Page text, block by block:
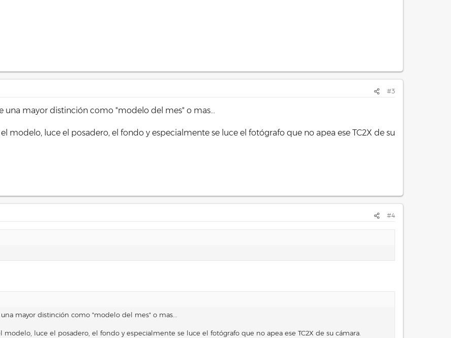
#3
una mayor distinción como "modelo del mes" o mas...
modelo, luce el posadero, el fondo y especialmente se luce el fotógrafo que no apea ese TC2X de su
#4
mayor distinción como "modelo del mes" o mas...
modelo, luce el posadero, el fondo y especialmente se luce el fotógrafo que no apea ese TC2X de su cámara.